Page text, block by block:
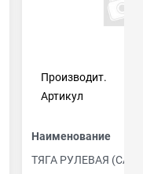
Производит.
Артикул
Наименование
ТЯГА РУЛЕВАЯ